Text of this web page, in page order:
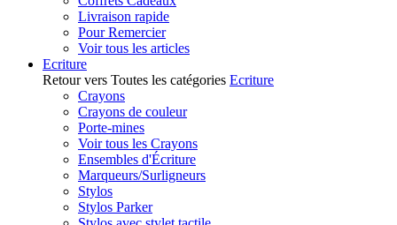
Livraison rapide
Pour Remercier
Voir tous les articles
Ecriture
Retour vers Toutes les catégories Ecriture
Crayons
Crayons de couleur
Porte-mines
Voir tous les Crayons
Ensembles d'Écriture
Marqueurs/Surligneurs
Stylos
Stylos Parker